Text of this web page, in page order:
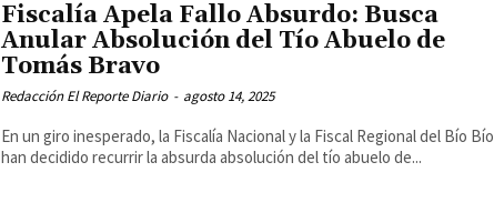
Fiscalía Apela Fallo Absurdo: Busca
Anular Absolución del Tío Abuelo de
Tomás Bravo
Redacción El Reporte Diario - agosto 14, 2025
En un giro inesperado, la Fiscalía Nacional y la Fiscal Regional del Bío Bío
han decidido recurrir la absurda absolución del tío abuelo de...